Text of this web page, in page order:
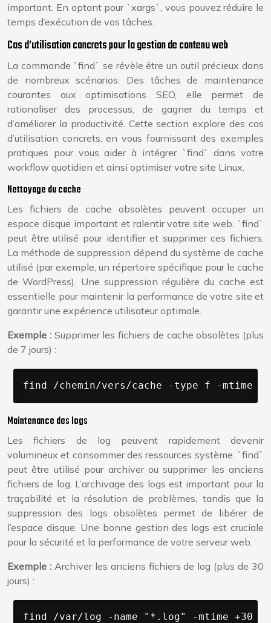
important. En optant pour `xargs`, vous pouvez réduire le
temps d’exécution de vos tâches.
Cas d’utilisation concrets pour la gestion de contenu web
La commande `find` se révèle être un outil précieux dans
de nombreux scénarios. Des tâches de maintenance
courantes aux optimisations SEO, elle permet de
rationaliser des processus, de gagner du temps et
d’améliorer la productivité. Cette section explore des cas
d’utilisation concrets, en vous fournissant des exemples
pratiques pour vous aider à intégrer `find` dans votre
workflow quotidien et ainsi optimiser votre site Linux.
Nettoyage du cache
Les fichiers de cache obsolètes peuvent occuper un
espace disque important et ralentir votre site web. `find`
peut être utilisé pour identifier et supprimer ces fichiers.
La méthode de suppression dépend du système de cache
utilisé (par exemple, un répertoire spécifique pour le cache
de WordPress). Une suppression régulière du cache est
essentielle pour maintenir la performance de votre site et
garantir une expérience utilisateur optimale.
Exemple : Supprimer les fichiers de cache obsolètes (plus
de 7 jours) :
find /chemin/vers/cache -type f -mtime
Maintenance des logs
Les fichiers de log peuvent rapidement devenir
volumineux et consommer des ressources système. `find`
peut être utilisé pour archiver ou supprimer les anciens
fichiers de log. L’archivage des logs est important pour la
traçabilité et la résolution de problèmes, tandis que la
suppression des logs obsolètes permet de libérer de
l’espace disque. Une bonne gestion des logs est cruciale
pour la sécurité et la performance de votre serveur web.
Exemple : Archiver les anciens fichiers de log (plus de 30
jours) :
find /var/log -name "*.log" -mtime +30